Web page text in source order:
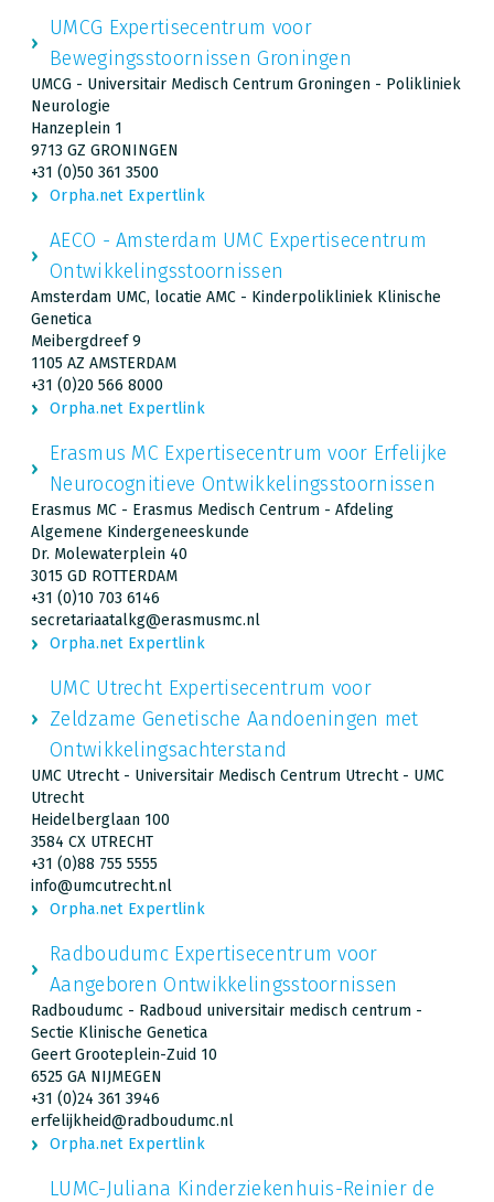
UMCG Expertisecentrum voor
Bewegingsstoornissen Groningen
UMCG - Universitair Medisch Centrum Groningen - Polikliniek
Neurologie
Hanzeplein 1
9713 GZ GRONINGEN
+31 (0)50 361 3500
Orpha.net Expertlink
AECO - Amsterdam UMC Expertisecentrum
Ontwikkelingsstoornissen
Amsterdam UMC, locatie AMC - Kinderpolikliniek Klinische
Genetica
Meibergdreef 9
1105 AZ AMSTERDAM
+31 (0)20 566 8000
Orpha.net Expertlink
Erasmus MC Expertisecentrum voor Erfelijke
Neurocognitieve Ontwikkelingsstoornissen
Erasmus MC - Erasmus Medisch Centrum - Afdeling
Algemene Kindergeneeskunde
Dr. Molewaterplein 40
3015 GD ROTTERDAM
+31 (0)10 703 6146
secretariaatalkg@erasmusmc.nl
Orpha.net Expertlink
UMC Utrecht Expertisecentrum voor
Zeldzame Genetische Aandoeningen met
Ontwikkelingsachterstand
UMC Utrecht - Universitair Medisch Centrum Utrecht - UMC
Utrecht
Heidelberglaan 100
3584 CX UTRECHT
+31 (0)88 755 5555
info@umcutrecht.nl
Orpha.net Expertlink
Radboudumc Expertisecentrum voor
Aangeboren Ontwikkelingsstoornissen
Radboudumc - Radboud universitair medisch centrum -
Sectie Klinische Genetica
Geert Grooteplein-Zuid 10
6525 GA NIJMEGEN
+31 (0)24 361 3946
erfelijkheid@radboudumc.nl
Orpha.net Expertlink
LUMC-Juliana Kinderziekenhuis-Reinier de